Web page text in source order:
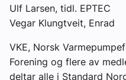
Ulf Larsen, tidl. EPTEC
Vegar Klungtveit, Enrad
VKE, Norsk
Forening og flere av
deltar alle i Standard